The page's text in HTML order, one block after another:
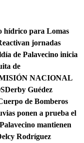
hídrico para Lomas
jornadas
de Palavecino inicia
de
NACIONAL
Derby Guédez
de Bomberos
ponen a prueba el
mantienen
Rodríguez